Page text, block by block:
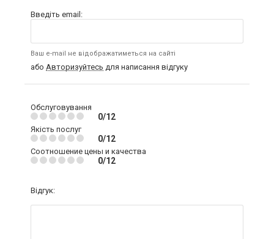
Введіть email:
Ваш e-mail не відображатиметься на сайті
або Авторизуйтесь для написання відгуку
Обслуговування
0/12
Якість послуг
0/12
Соотношение цены и качества
0/12
Відгук: